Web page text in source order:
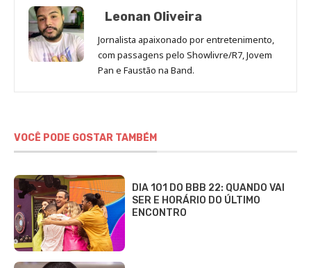
Leonan Oliveira
Jornalista apaixonado por entretenimento,
com passagens pelo Showlivre/R7, Jovem
Pan e Faustão na Band.
VOCÊ PODE GOSTAR TAMBÉM
DIA 101 DO BBB 22: QUANDO VAI
SER E HORÁRIO DO ÚLTIMO
ENCONTRO